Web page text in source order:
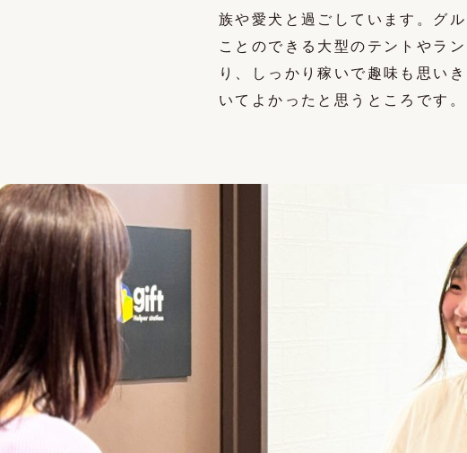
族や愛犬と過ごしています。グ
ことのできる大型のテントやラ
り、しっかり稼いで趣味も思い
いてよかったと思うところです。